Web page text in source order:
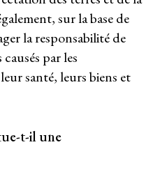
sur la base de
la responsabilité de
par les
santé, leurs biens et
t-il une